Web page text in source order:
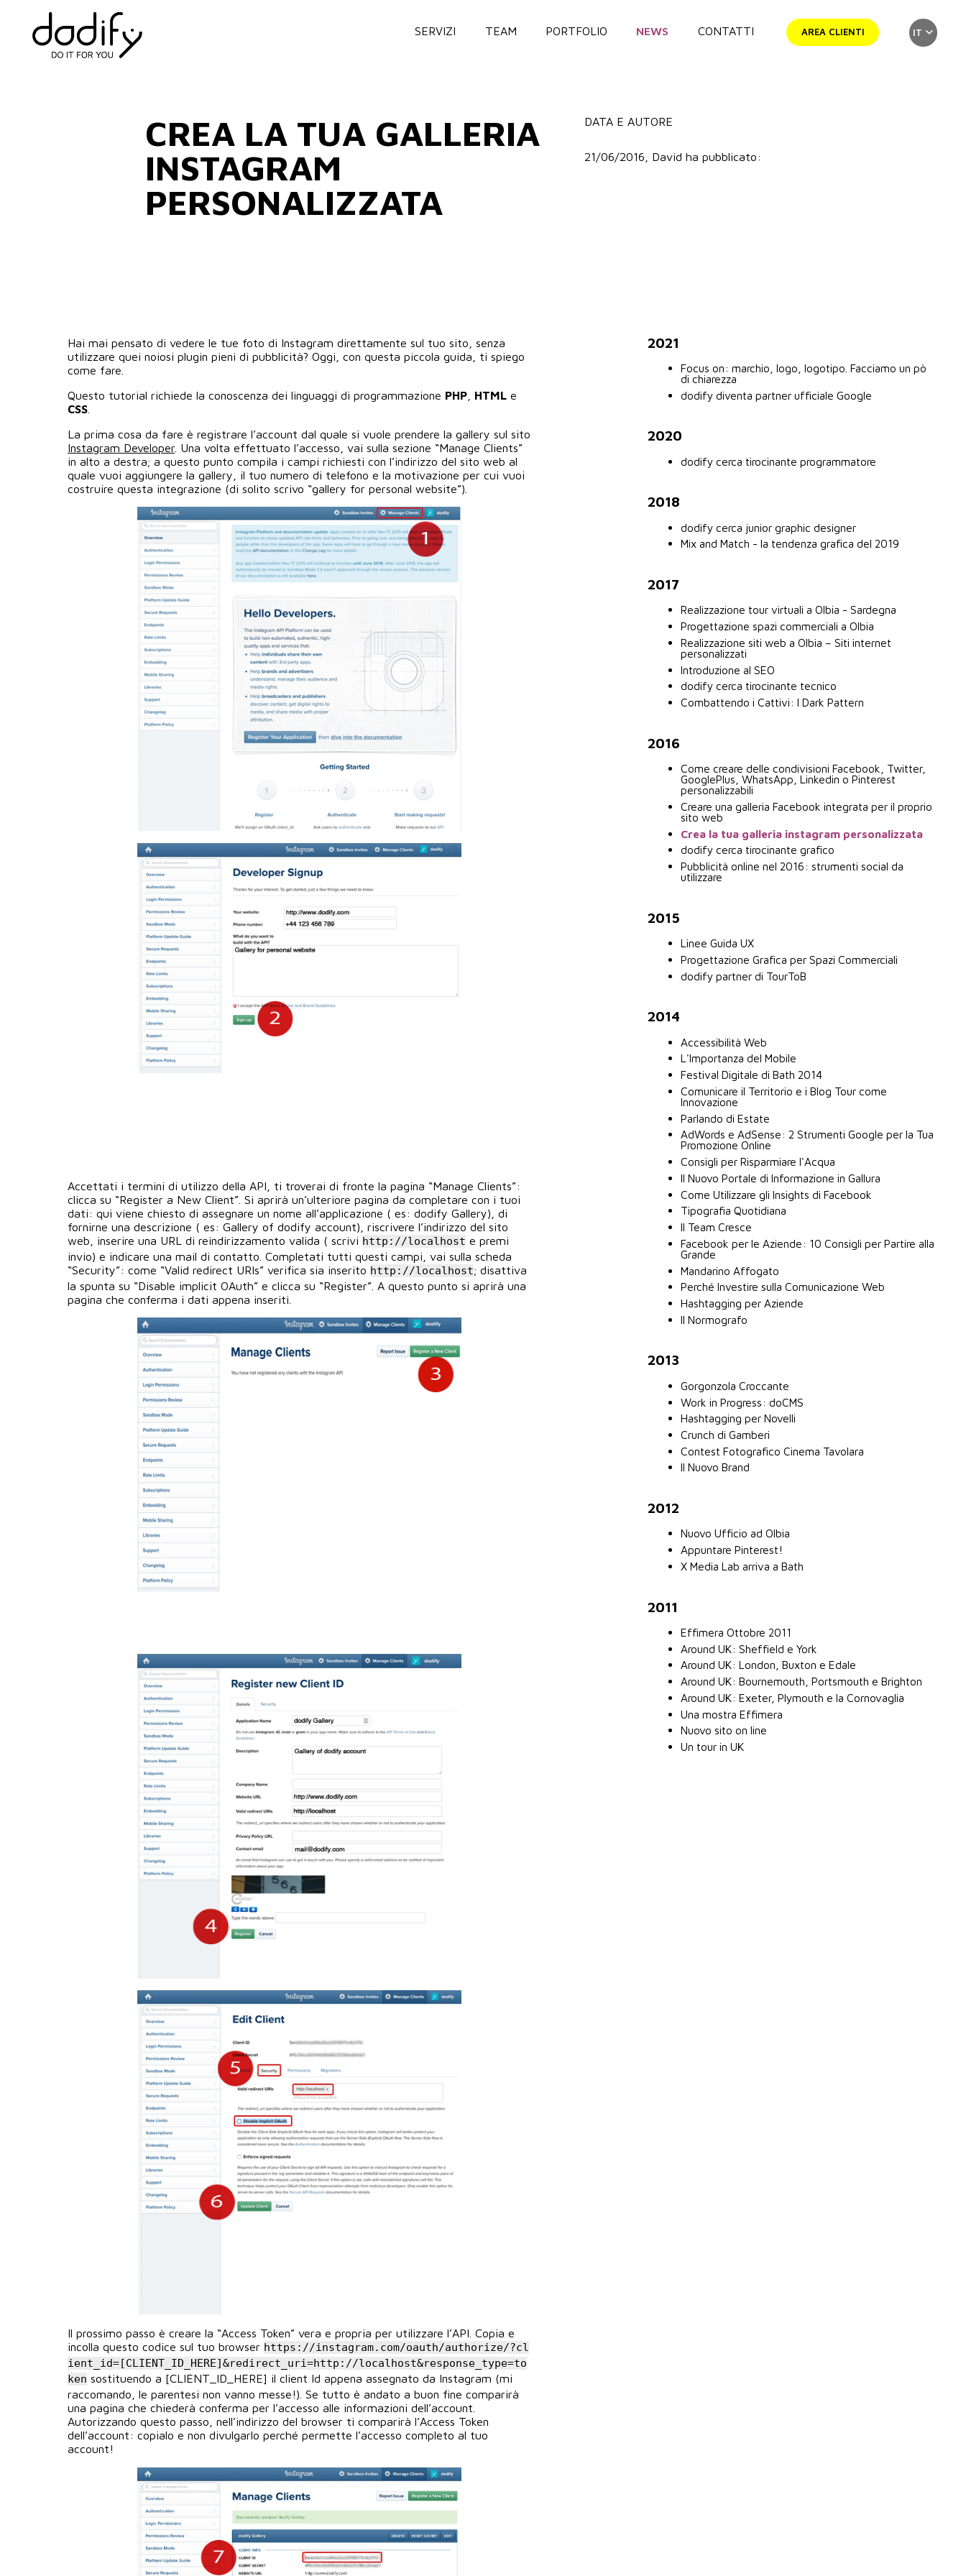
SERVIZI TEAM PORTFOLIO NEWS CONTATTI AREA CLIENTI IT
CREA LA TUA GALLERIA
INSTAGRAM
PERSONALIZZATA
DATA E AUTORE
21/06/2016, David ha pubblicato:
Hai mai pensato di vedere le tue foto di Instagram direttamente sul tuo sito, senza
utilizzare quei noiosi plugin pieni di pubblicità? Oggi, con questa piccola guida, ti spiego
come fare.
Questo tutorial richiede la conoscenza dei linguaggi di programmazione PHP HTML e
CSS
La prima cosa da fare è registrare l’account dal quale si vuole prendere la gallery sul sito
Instagram Developer . Una volta effettuato l’accesso, vai sulla sezione “Manage Clients”
in alto a destra; a questo punto compila i campi richiesti con l’indirizzo del sito web al
quale vuoi aggiungere la gallery, il tuo numero di telefono e la motivazione per cui vuoi
costruire questa integrazione (di solito scrivo “gallery for personal website”).
Accettati i termini di utilizzo della API, ti troverai di fronte la pagina “Manage Clients”:
clicca su “Register a New Client”. Si aprirà un’ulteriore pagina da completare con i tuoi
dati: qui viene chiesto di assegnare un nome all’applicazione ( es: dodify Gallery), di
fornirne una descrizione ( es: Gallery of dodify account), riscrivere l’indirizzo del sito
web, inserire una URL di reindirizzamento valida ( scrivi http://localhost e premi
invio) e indicare una mail di contatto. Completati tutti questi campi, vai sulla scheda
“Security”: come “Valid redirect URIs” verifica sia inserito http://localhost; disattiva
la spunta su “Disable implicit OAuth” e clicca su “Register”. A questo punto si aprirà una
pagina che conferma i dati appena inseriti.
Il prossimo passo è creare la “Access Token” vera e propria per utilizzare l’API. Copia e
incolla questo codice sul tuo browser https://instagram.com/oauth/authorize/?cl
ient_id=[CLIENT_ID_HERE]&redirect_uri=http://localhost&response_type=to
ken sostituendo a [CLIENT_ID_HERE] il client Id appena assegnato da Instagram (mi
raccomando, le parentesi non vanno messe!). Se tutto è andato a buon fine comparirà
una pagina che chiederà conferma per l’accesso alle informazioni dell’account.
Autorizzando questo passo, nell’indirizzo del browser ti comparirà l’Access Token
dell’account: copialo e non divulgarlo perché permette l’accesso completo al tuo
account!
2021
Focus on: marchio, logo, logotipo. Facciamo un pò
di chiarezza
dodify diventa partner ufficiale Google
2020
dodify cerca tirocinante programmatore
2018
dodify cerca junior graphic designer
Mix and Match - la tendenza grafica del 2019
2017
Realizzazione tour virtuali a Olbia - Sardegna
Progettazione spazi commerciali a Olbia
Realizzazione siti web a Olbia – Siti internet
personalizzati
Introduzione al SEO
dodify cerca tirocinante tecnico
Combattendo i Cattivi: I Dark Pattern
2016
Come creare delle condivisioni Facebook, Twitter,
GooglePlus, WhatsApp, Linkedin o Pinterest
personalizzabili
Creare una galleria Facebook integrata per il proprio
sito web
Crea la tua galleria instagram personalizzata
dodify cerca tirocinante grafico
Pubblicità online nel 2016: strumenti social da
utilizzare
2015
Linee Guida UX
Progettazione Grafica per Spazi Commerciali
dodify partner di TourToB
2014
Accessibilità Web
L'Importanza del Mobile
Festival Digitale di Bath 2014
Comunicare il Territorio e i Blog Tour come
Innovazione
Parlando di Estate
AdWords e AdSense: 2 Strumenti Google per la Tua
Promozione Online
Consigli per Risparmiare l'Acqua
Il Nuovo Portale di Informazione in Gallura
Come Utilizzare gli Insights di Facebook
Tipografia Quotidiana
Il Team Cresce
Facebook per le Aziende: 10 Consigli per Partire alla
Grande
Mandarino Affogato
Perché Investire sulla Comunicazione Web
Hashtagging per Aziende
Il Normografo
2013
Gorgonzola Croccante
Work in Progress: doCMS
Hashtagging per Novelli
Crunch di Gamberi
Contest Fotografico Cinema Tavolara
Il Nuovo Brand
2012
Nuovo Ufficio ad Olbia
Appuntare Pinterest!
X Media Lab arriva a Bath
2011
Effimera Ottobre 2011
Around UK: Sheffield e York
Around UK: London, Buxton e Edale
Around UK: Bournemouth, Portsmouth e Brighton
Around UK: Exeter, Plymouth e la Cornovaglia
Una mostra Effimera
Nuovo sito on line
Un tour in UK